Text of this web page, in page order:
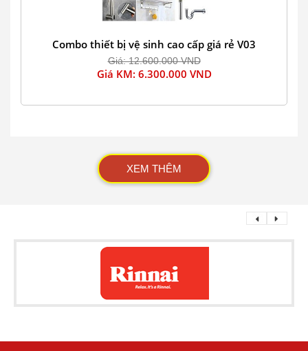
Combo thiết bị vệ sinh cao cấp giá rẻ V03
Giá: 12.600.000 VND
Giá KM: 6.300.000 VND
XEM THÊM